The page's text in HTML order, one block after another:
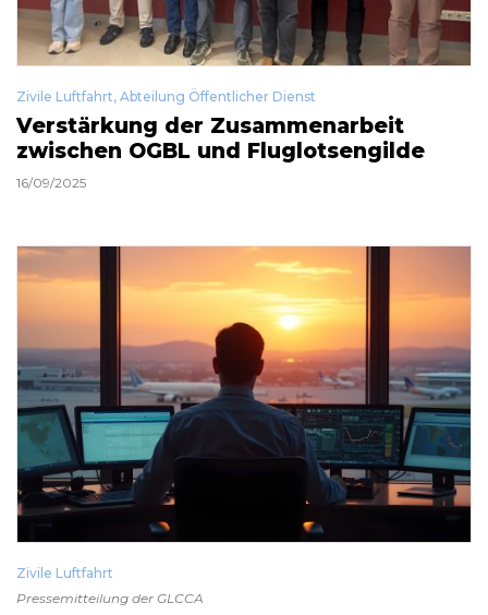
Zivile Luftfahrt, Abteilung Öffentlicher Dienst
Verstärkung der Zusammenarbeit
zwischen OGBL und Fluglotsengilde
16/09/2025
Zivile Luftfahrt
Pressemitteilung der GLCCA